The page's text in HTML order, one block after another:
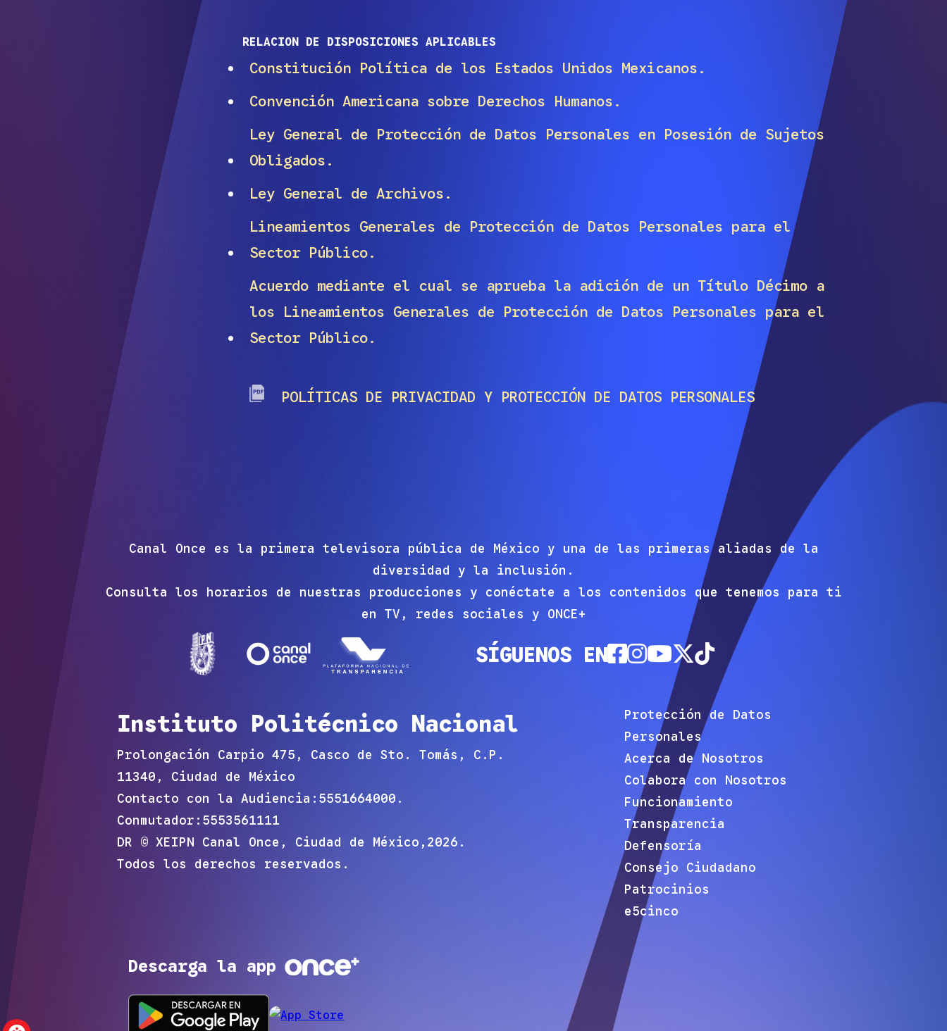
RELACION DE DISPOSICIONES APLICABLES
Constitución Política de los Estados Unidos Mexicanos.
Convención Americana sobre Derechos Humanos.
Ley General de Protección de Datos Personales en Posesión de Sujetos
Obligados.
Ley General de Archivos.
Lineamientos Generales de Protección de Datos Personales para el
Sector Público.
Acuerdo mediante el cual se aprueba la adición de un Título Décimo a
los Lineamientos Generales de Protección de Datos Personales para el
Sector Público.
POLÍTICAS DE PRIVACIDAD Y PROTECCIÓN DE DATOS PERSONALES
Canal Once es la primera televisora pública de México y una de las primeras aliadas de la
diversidad y la inclusión.
Consulta los horarios de nuestras producciones y conéctate a los contenidos que tenemos para ti
en TV, redes sociales y ONCE+
SÍGUENOS EN
Instituto Politécnico Nacional
Prolongación Carpio 475, Casco de Sto. Tomás, C.P.
11340, Ciudad de México
Contacto con la Audiencia: 5551664000.
Conmutador: 5553561111
DR © XEIPN Canal Once, Ciudad de México, 2026 .
Todos los derechos reservados.
Protección de Datos
Personales
Acerca de Nosotros
Colabora con Nosotros
Funcionamiento
Transparencia
Defensoría
Consejo Ciudadano
Patrocinios
e5cinco
Descarga la app